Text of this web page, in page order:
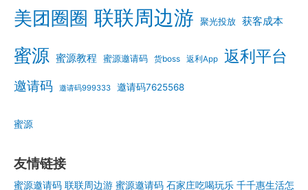
美团圈圈 联联周边游 聚光投放 获客成本
蜜源 蜜源教程 蜜源邀请码 货boss 返利App 返利平台
邀请码 邀请码999333 邀请码7625568
蜜源
友情链接
蜜源邀请码 联联周边游 蜜源邀请码 石家庄吃喝玩乐 千千惠生活怎